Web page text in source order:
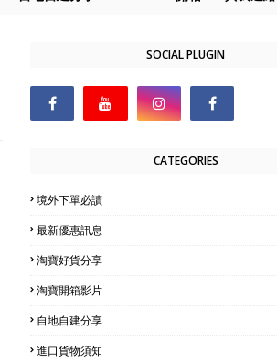
SOCIAL PLUGIN
CATEGORIES
境外下單必讀
最新優惠訊息
淘寶好貨分享
淘寶開箱影片
自地自建分享
進口貨物須知